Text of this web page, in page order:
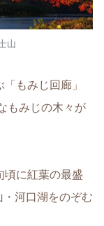
山
もみじ回廊」
もみじの木々が
頃に紅葉の最盛
河口湖をのぞむ